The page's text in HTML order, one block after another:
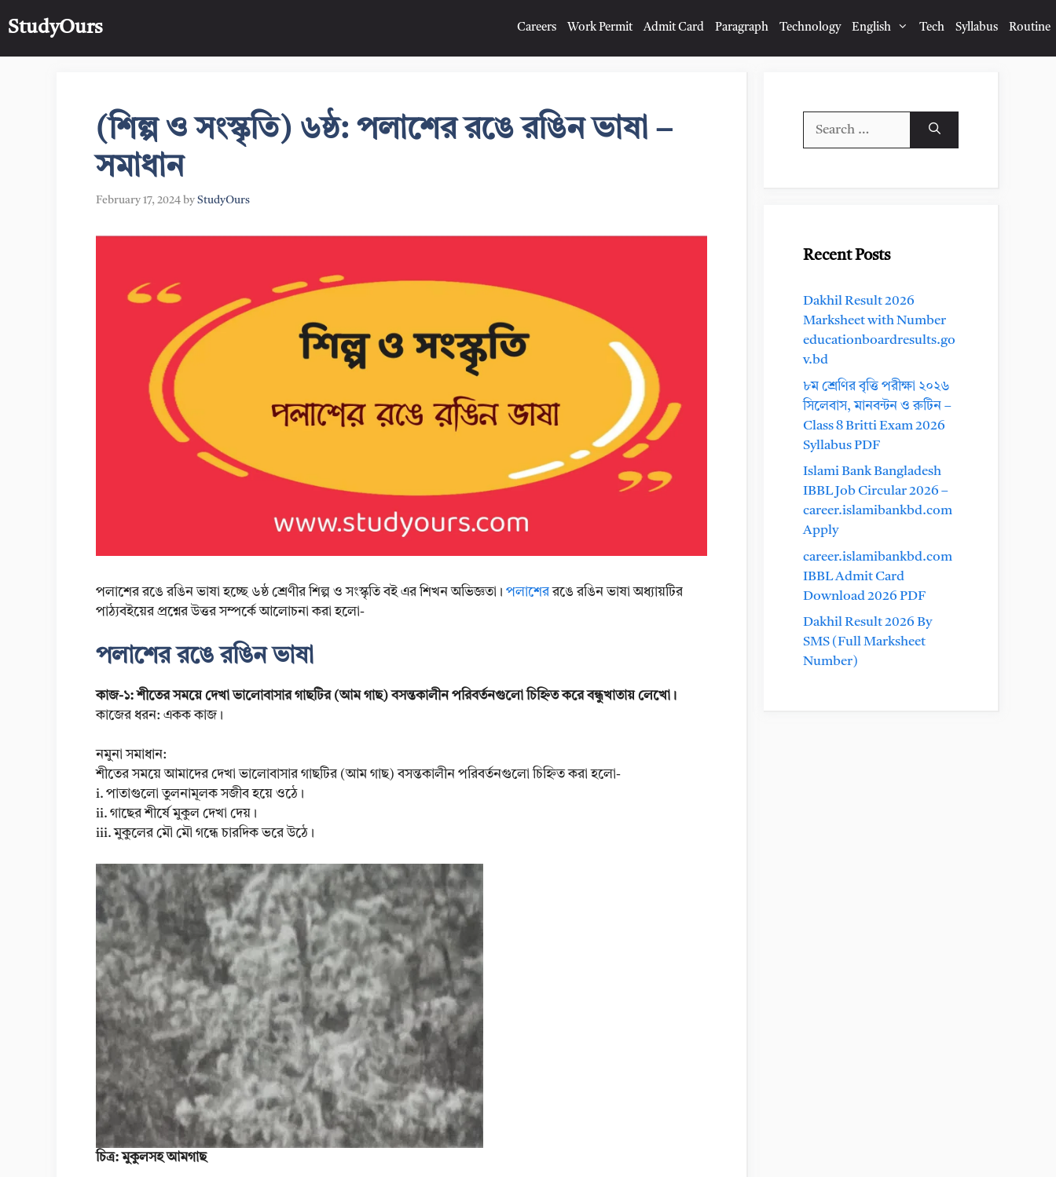
toStudyOurs Careers Work Permit Admit Card Paragraph Technology English Tech Syllabus Routine
(শিল্প ও সংস্কৃতি) ৬ষ্ঠ: পলাশের রঙে রঙিন ভাষা –
সমাধান
February 17, 2024 by StudyOurs
পলাশের রঙে রঙিন ভাষা হচ্ছে ৬ষ্ঠ শ্রেণীর শিল্প ও সংস্কৃতি বই এর শিখন অভিজ্ঞতা। পলাশেররঙে রঙিন ভাষা অধ্যায়টির
পাঠ্যবইয়ের প্রশ্নের উত্তর সম্পর্কে আলোচনা করা হলো-
পলাশের রঙে রঙিন ভাষা
কাজ-১: শীতের সময়ে দেখা ভালোবাসার গাছটির (আম গাছ) বসন্তকালীন পরিবর্তনগুলো চিহ্নিত করে বন্ধুখাতায় লেখো।
কাজের ধরন: একক কাজ।
নমুনা সমাধান:
শীতের সময়ে আমাদের দেখা ভালোবাসার গাছটির (আম গাছ) বসন্তকালীন পরিবর্তনগুলো চিহ্নিত করা হলো-
i. পাতাগুলো তুলনামূলক সজীব হয়ে ওঠে।
ii. গাছের শীর্ষে মুকুল দেখা দেয়।
iii. মুকুলের মৌ মৌ গন্ধে চারদিক ভরে উঠে।
চিত্র: মুকুলসহ আমগাছ
Recent Posts
Dakhil Result 2026
Marksheet with Number
educationboardresults.go
v.bd
৮ম শ্রেণির বৃত্তি পরীক্ষা ২০২৬
সিলেবাস, মানবন্টন ও রুটিন –
Class 8 Britti Exam 2026
Syllabus PDF
Islami Bank Bangladesh
IBBL Job Circular 2026 –
career.islamibankbd.com
Apply
career.islamibankbd.com
IBBL Admit Card
Download 2026 PDF
Dakhil Result 2026 By
SMS (Full Marksheet
Number)